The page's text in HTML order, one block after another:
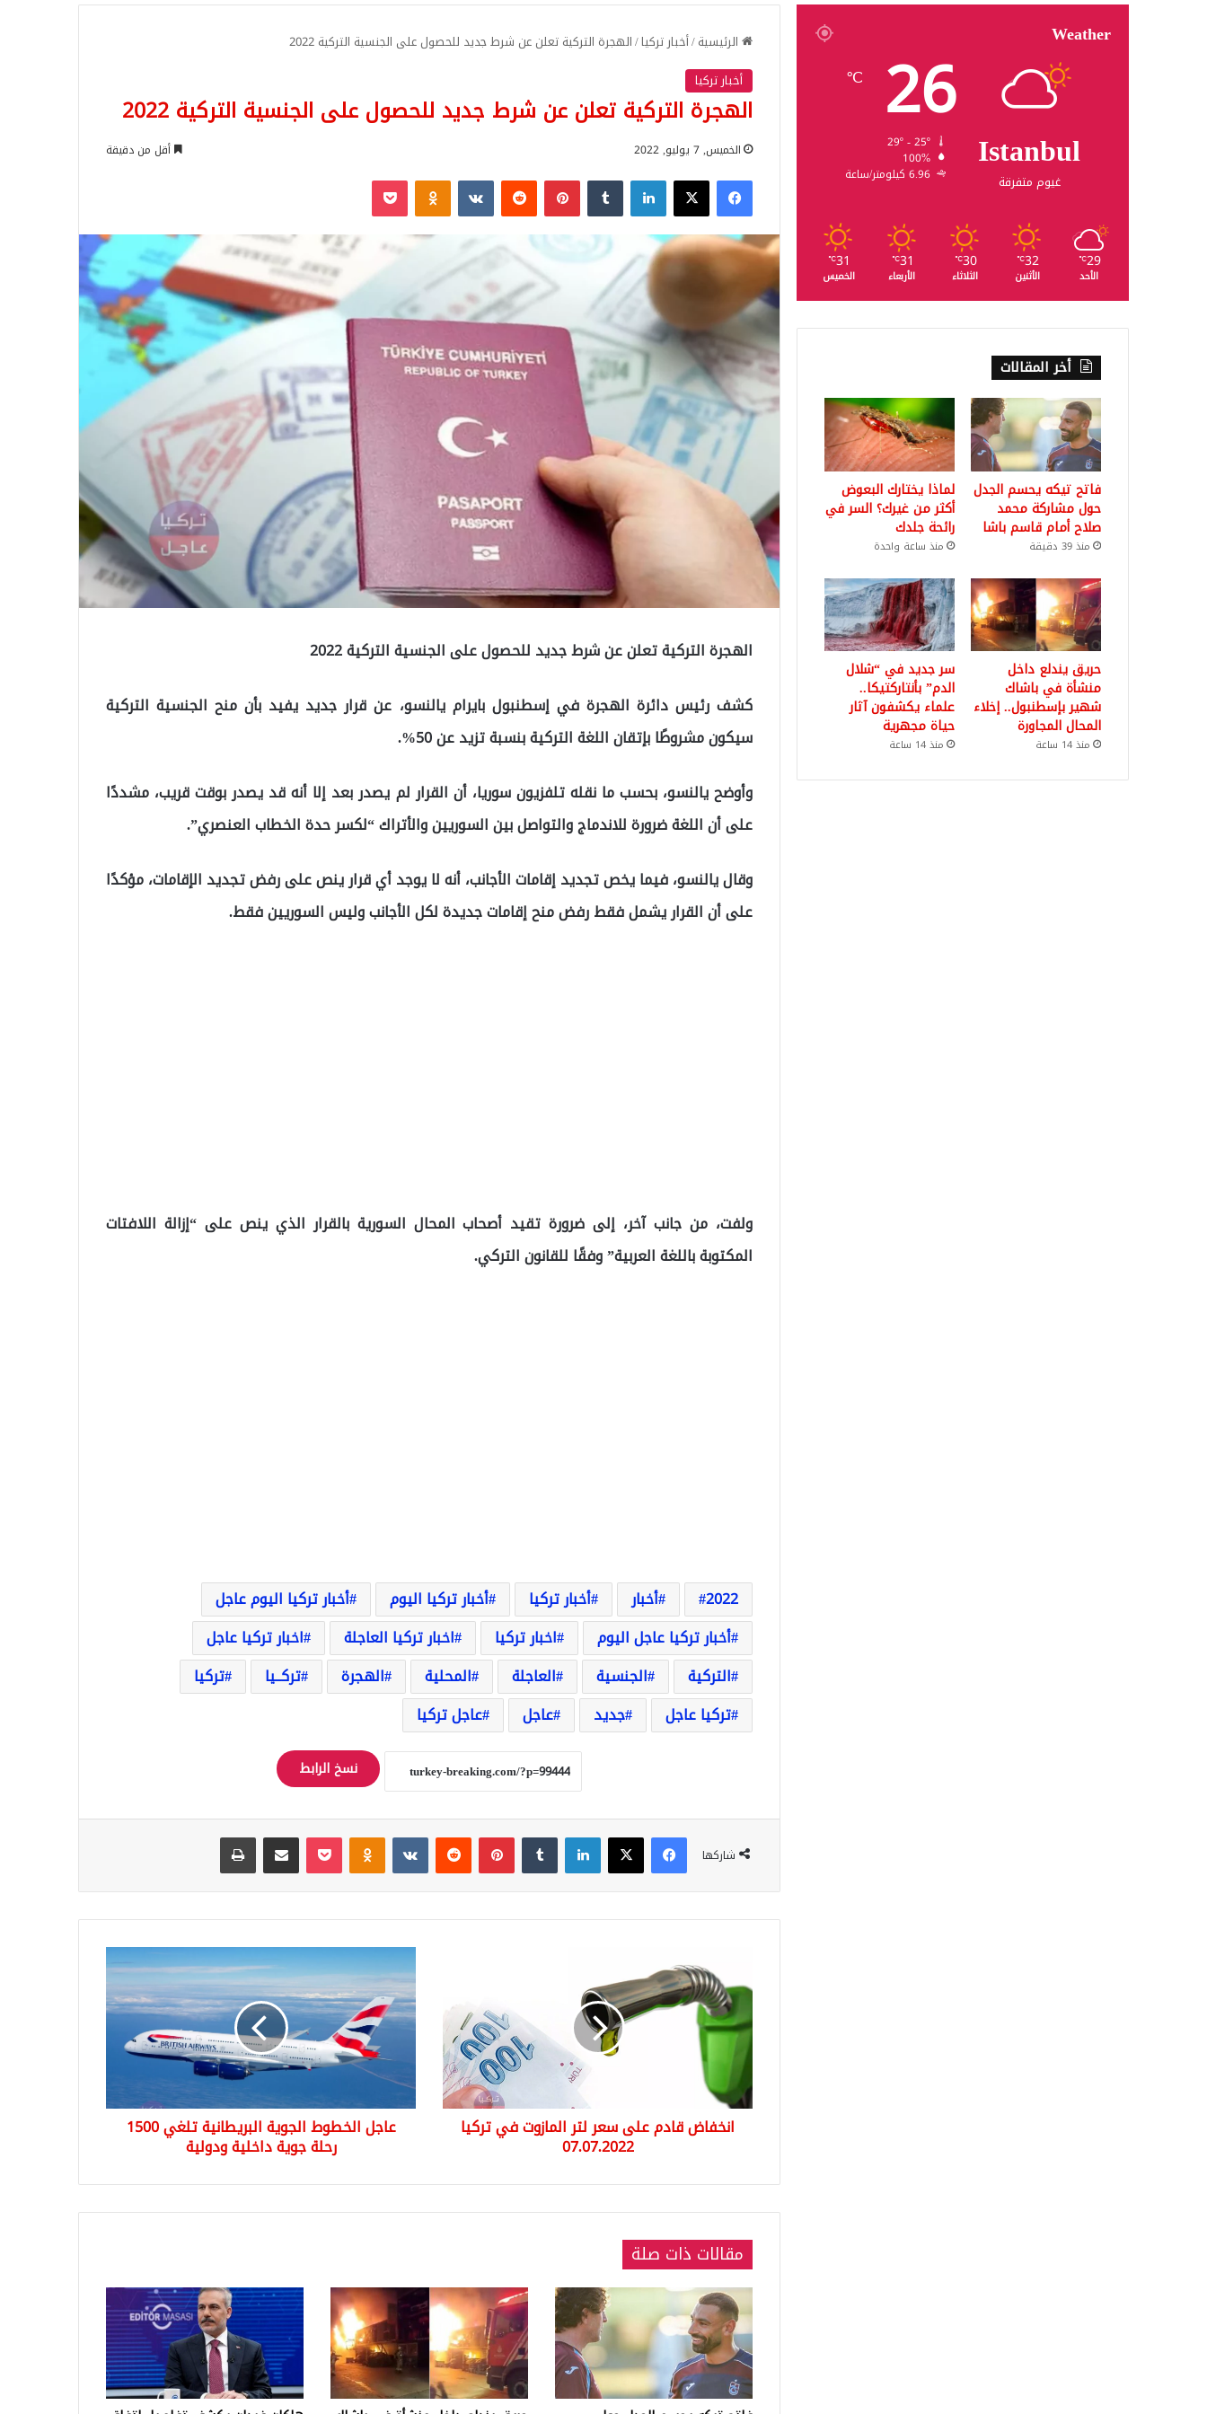
الرئيسية/أخبار تركيا/الهجرة التركية تعلن عن شرط جديد للحصول على الجنسية التركية 2022
أخبار تركيا
الهجرة التركية تعلن عن شرط جديد للحصول على الجنسية التركية 2022
الخميس, 7 يوليو, 2022 أقل من دقيقة
فيسبوك‫X لينكدإن بينتيريست Odnoklassniki
‫Pocket
الهجرة التركية تعلن عن شرط جديد للحصول على الجنسية التركية 2022
كشف رئيس دائرة الهجرة في إسطنبول بايرام يالنسو، عن قرار جديد يفيد بأن منح الجنسية التركية
سيكون مشروطًا بإتقان اللغة التركية بنسبة تزيد عن 50%.
وأوضح يالنسو، بحسب ما نقله تلفزيون سوريا، أن القرار لم يصدر بعد إلا أنه قد يصدر بوقت قريب، مشددًا
على أن اللغة ضرورة للاندماج والتواصل بين السوريين والأتراك “لكسر حدة الخطاب العنصري”.
وقال يالنسو، فيما يخص تجديد إقامات الأجانب، أنه لا يوجد أي قرار ينص على رفض تجديد الإقامات، مؤكدًا
على أن القرار يشمل فقط رفض منح إقامات جديدة لكل الأجانب وليس السوريين فقط.
ولفت، من جانب آخر، إلى ضرورة تقيد أصحاب المحال السورية بالقرار الذي ينص على “إزالة اللافتات
المكتوبة باللغة العربية” وفقًا للقانون التركي.
2022 أخبار أخبار تركيا أخبار تركيا اليوم
أخبار تركيا اليوم عاجل
أخبار تركيا عاجل اليوم
اخبار تركيا اخبار تركيا العاجلة
اخبار تركيا عاجل
التركية
الجنسية العاجلة المحلية الهجرة تركــيا
تركيا
تركيا عاجل
جديد عاجل عاجل تركيا
نسخ الرابط
شاركها
فيسبوك‫X لينكدإن بينتيريست Odnoklassniki
‫Pocket مشاركة عبر البريد طباعة
على
سعر
لتر
المازوت
في
تركيا
07.07.2022
انخفاض قادم على سعر لتر المازوت في تركيا
07.07.2022
عاجل
الخطوط
الجوية
البريطانية
جوية
داخلية
ودولية
عاجل الخطوط الجوية البريطانية تلغي 1500
رحلة جوية داخلية ودولية
مقالات ذات صلة
Weather
Istanbul
غيوم متفرقة
26
℃
100%
6.96 كيلومتر/ساعة
29
℃
الأحد
32
℃
الأثنين
30
℃
الثلاثاء
31
℃
الأربعاء
31
℃
الخميس
أخر المقالات
فاتح تيكه يحسم الجدل
حول مشاركة محمد
صلاح أمام قاسم باشا
منذ 39 دقيقة
لماذا يختارك البعوض
أكثر من غيرك؟ السر في
رائحة جلدك
منذ ساعة واحدة
حريق يندلع داخل
منشأة في باشاك
شهير بإسطنبول.. إخلاء
المحال المجاورة
منذ 14 ساعة
سر جديد في “شلال
الدم” بأنتاركتيكا..
علماء يكشفون آثار
حياة مجهرية
منذ 14 ساعة